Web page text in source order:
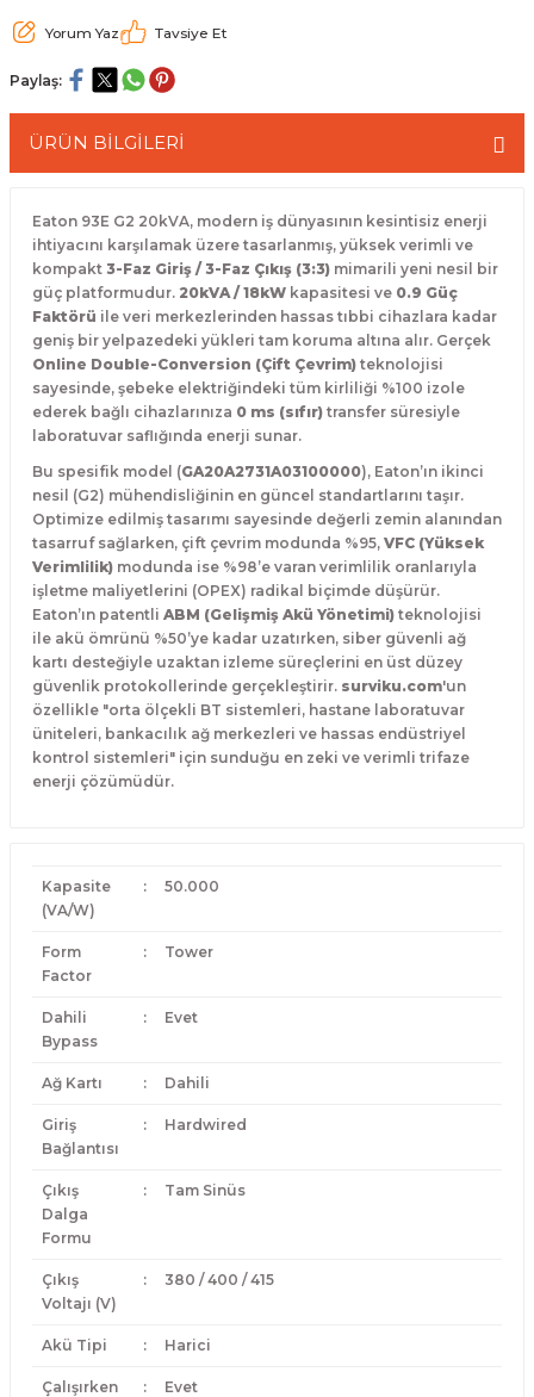
PaketleriYorum Yaz Tavsiye Et
Paylaş:
ÜRÜN BİLGİLERİ
Eaton 93E G2 20kVA, modern iş dünyasının kesintisiz enerji
ihtiyacını karşılamak üzere tasarlanmış, yüksek verimli ve
kompakt 3-Faz Giriş / 3-Faz Çıkış (3:3) mimarili yeni nesil bir
güç platformudur. 20kVA / 18kW kapasitesi ve 0.9 Güç
Faktörü ile veri merkezlerinden hassas tıbbi cihazlara kadar
geniş bir yelpazedeki yükleri tam koruma altına alır. Gerçek
Online Double-Conversion (Çift Çevrim) teknolojisi
sayesinde, şebeke elektriğindeki tüm kirliliği %100 izole
ederek bağlı cihazlarınıza 0 ms (sıfır) transfer süresiyle
laboratuvar saflığında enerji sunar.
Bu spesifik model (GA20A2731A03100000), Eaton’ın ikinci
nesil (G2) mühendisliğinin en güncel standartlarını taşır.
Optimize edilmiş tasarımı sayesinde değerli zemin alanından
tasarruf sağlarken, çift çevrim modunda %95, VFC (Yüksek
Verimlilik) modunda ise %98’e varan verimlilik oranlarıyla
işletme maliyetlerini (OPEX) radikal biçimde düşürür.
Eaton’ın patentli ABM (Gelişmiş Akü Yönetimi) teknolojisi
ile akü ömrünü %50’ye kadar uzatırken, siber güvenli ağ
kartı desteğiyle uzaktan izleme süreçlerini en üst düzey
güvenlik protokollerinde gerçekleştirir. surviku.com'un
özellikle "orta ölçekli BT sistemleri, hastane laboratuvar
üniteleri, bankacılık ağ merkezleri ve hassas endüstriyel
kontrol sistemleri" için sunduğu en zeki ve verimli trifaze
enerji çözümüdür.
Kapasite
(VA/W)
: 50.000
Form
Factor
: Tower
Dahili
Bypass
: Evet
Ağ Kartı : Dahili
Giriş
Bağlantısı
: Hardwired
Çıkış
Dalga
Formu
: Tam Sinüs
Çıkış
Voltajı (V)
: 380 / 400 / 415
Akü Tipi : Harici
Çalışırken
: Evet